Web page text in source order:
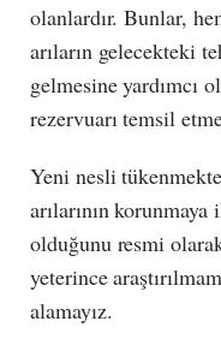
olanlardır. Bunlar,
arıların gelecekteki
gelmesine yardımcı
rezervuarı temsil
Yeni nesli
arılarının
olduğunu resmi
yeterince
alamayız.